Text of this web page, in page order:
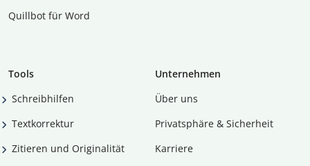
Quillbot für Word
Tools
Schreibhilfen
Textkorrektur
Zitieren und Originalität
Unternehmen
Über uns
Privatsphäre & Sicherheit
Karriere